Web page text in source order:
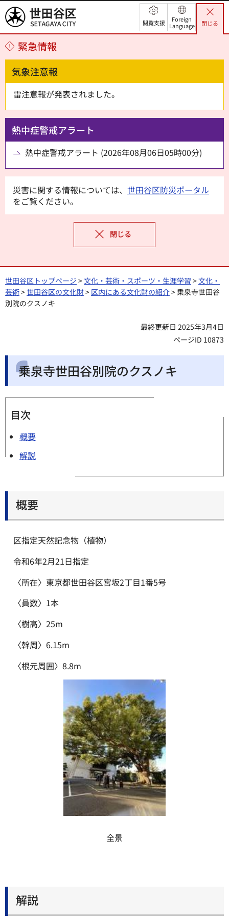
世田谷区 閲覧支援
Foreign
Language
閉じる
緊急情報
気象注意報
雷注意報が発表されました。
熱中症警戒アラート
熱中症警戒アラート (2026年08月06日05時00分)
災害に関する情報については、 世田谷区防災ポータル
をご覧ください。
閉じる
世田谷区トップページ >文化・芸術・スポーツ・生涯学習 >文化・
芸術>世田谷区の文化財> 区内にある文化財の紹介> 乗泉寺世田谷
別院のクスノキ
最終更新日 2025年3月4日
ページID 10873
乗泉寺世田谷別院のクスノキ
目次
概要
解説
概要
区指定天然記念物（植物）
令和6年2月21日指定
〈所在〉東京都世田谷区宮坂2丁目1番5号
〈員数〉1本
〈樹高〉25m
〈幹周〉6.15m
〈根元周囲〉8.8m
全景
解説